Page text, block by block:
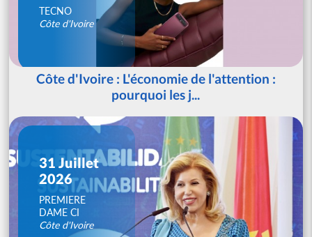
TECNO
Côte d'Ivoire
Côte d'Ivoire : L'économie de l'attention :
pourquoi les j...
31 Juillet
2026
PREMIERE
DAME CI
Côte d'Ivoire